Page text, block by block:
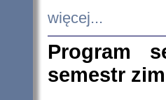
więcej...
Program
semestr